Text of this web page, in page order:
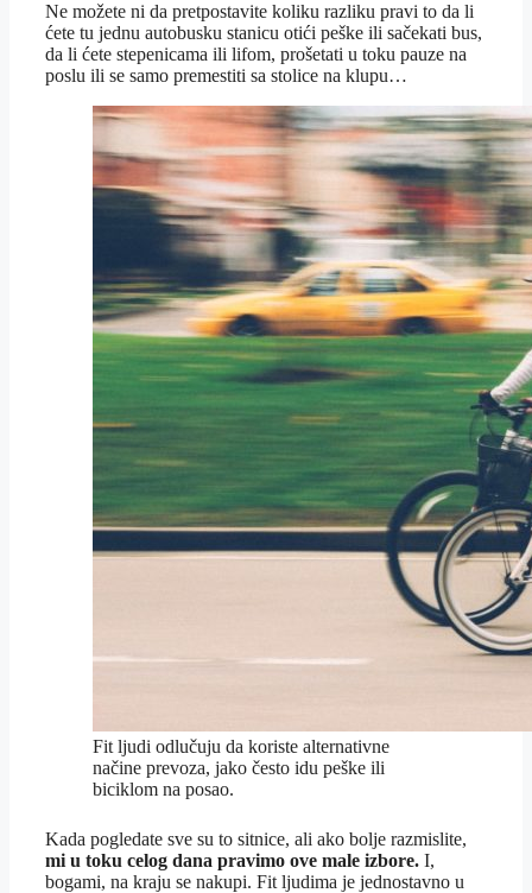
Ne možete ni da pretpostavite koliku razliku pravi to da li
ćete tu jednu autobusku stanicu otići peške ili sačekati bus,
da li ćete stepenicama ili lifom, prošetati u toku pauze na
poslu ili se samo premestiti sa stolice na klupu…
Fit ljudi odlučuju da koriste alternativne
načine prevoza, jako često idu peške ili
biciklom na posao.
Kada pogledate sve su to sitnice, ali ako bolje razmislite,
mi u toku celog dana pravimo ove male izbore. I,
bogami, na kraju se nakupi. Fit ljudima je jednostavno u